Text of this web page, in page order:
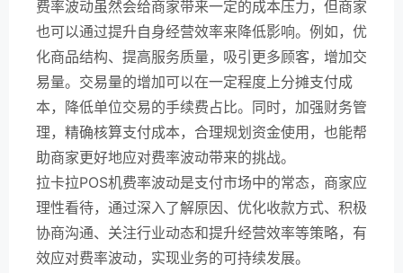
费率波动虽然会给商家带来一定的成本压力，但商家
也可以通过提升自身经营效率来降低影响。例如，优
化商品结构、提高服务质量，吸引更多顾客，增加交
易量。交易量的增加可以在一定程度上分摊支付成
本，降低单位交易的手续费占比。同时，加强财务管
理，精确核算支付成本，合理规划资金使用，也能帮
助商家更好地应对费率波动带来的挑战。
拉卡拉POS机费率波动是支付市场中的常态，商家应
理性看待，通过深入了解原因、优化收款方式、积极
协商沟通、关注行业动态和提升经营效率等策略，有
效应对费率波动，实现业务的可持续发展。